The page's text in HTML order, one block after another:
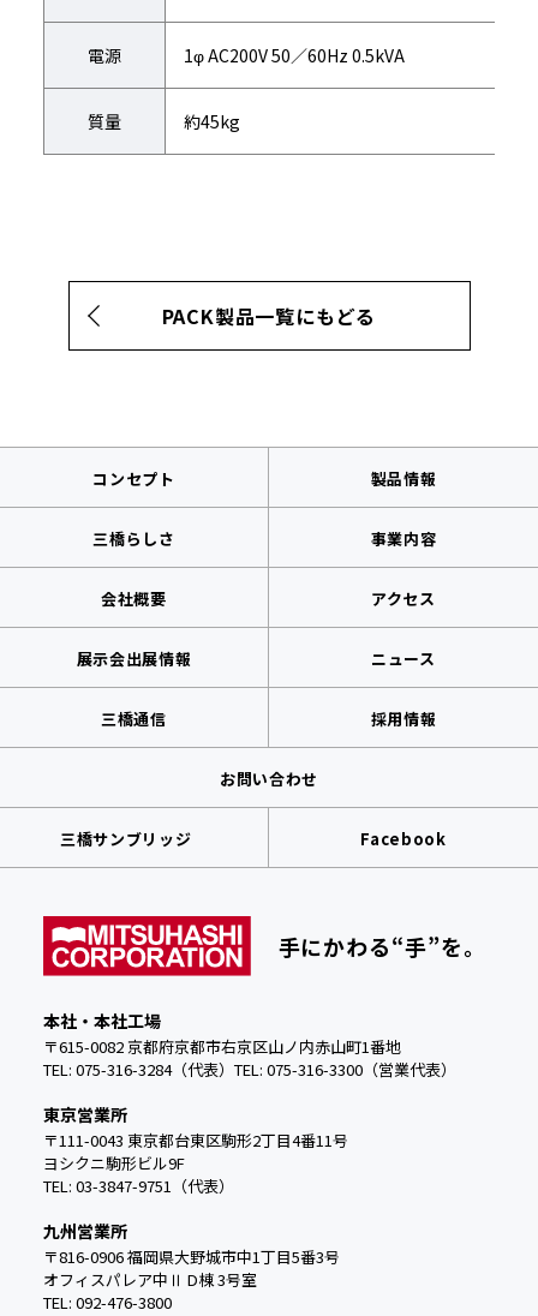
電源 1φ AC200V 50／60Hz 0.5kVA
質量 約45kg
PACK製品一覧にもどる
コンセプト 製品情報
三橋らしさ 事業内容
会社概要 アクセス
展示会出展情報 ニュース
三橋通信 採用情報
お問い合わせ
三橋サンブリッジ Facebook
手にかわる“手”を。
本社・本社工場
〒615-0082 京都府京都市右京区山ノ内赤山町1番地
TEL: 075-316-3284（代表） TEL: 075-316-3300（営業代表）
東京営業所
〒111-0043 東京都台東区駒形2丁目4番11号
ヨシクニ駒形ビル9F
TEL: 03-3847-9751（代表）
九州営業所
〒816-0906 福岡県大野城市中1丁目5番3号
オフィスパレア中Ⅱ D棟 3号室
TEL: 092-476-3800